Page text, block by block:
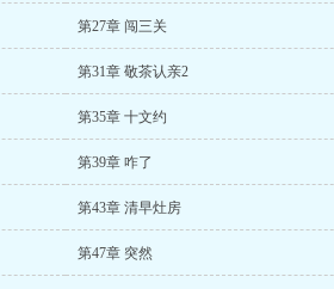
第27章 闯三关
第31章 敬茶认亲2
第35章 十文约
第39章 咋了
第43章 清早灶房
第47章 突然